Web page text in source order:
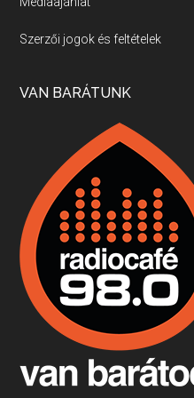
Villány, kékfrankos,
Apr 17, 2026 • 00:35:38
Boston, teadélután,
Apr 9, 2026 • 00:37:17
Fermentáljunk, a
Apr 3, 2026 • 00:36:07
Szerzői jogok és feltételek
VAN BARÁTUNK